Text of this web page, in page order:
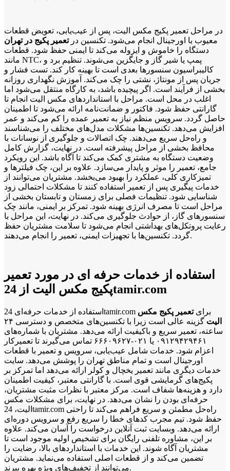
در مراحل تعمیر پکیج مکس الیت، پس از عیب‌یابی، تعویض قطعات
معیوب با اورجینال انجام می‌شود. تکنسین درتعمیر پکیج در تهران
دستگاه را خاموش و ایزوله می‌کند تا ایمنی حفظ شود. قطعات
مانند NTC، پمپ یا شیر گاز و جایگزین می‌شوند. تنظیم برد و
کالیبراسیون سنسورها بعدی است تا بهینه کار کند. تست فشار و
جریان پس از مونتاژ، نشتی را چک می‌کند. آموزش نگهداری روزانه
بخشی از فرآیند است. اگر پیچیده باشد، به کارگاه منتقل می‌شود اما
اغلب در محل است. مراحل با استانداردهای مکس الیت انجام تا
گارانتی حفظ شود. فاکتور و ضمانت‌نامه ارائه می‌شود تا اطمینان
حاصل گردد. سرویس منظم نیاز به تعمیر عمده را کم می‌کند و عمر
افزایش می‌دهد. تکنسین‌ها مشکلات مدل‌های مختلف را می‌شناسند
و راه‌حل سریع می‌دهند. چک اتصالات و جلوگیری از نوسانات با
محافظ بخشی از مراحل پیشرفته است. در نهایت، گزارش کامل
وضعیت دستگاه به مشتری کمک می‌کند تا آگاه باشد. این رویکرد
جامع، تعمیر را موثر و پایدار می‌سازد. علاوه بر این، چک فیلترها و
تمیزکاری کلی، عملکرد را بهبود می‌بخشد. مشتریان می‌توانند از
خدمات پیگیری پس از تعمیر استفاده کنند تا مشکلات احتمالی زود
شناسایی شود. تنظیمات فصلی برای زمستان و تابستان بخشی از
مراحل است تا مصرف انرژی بهینه شود. تمرکز بر ایمنی، مانند چک
سنسورهای گاز، از حوادث جلوگیری می‌کند. در نهایت، این مراحل با
رعایت پروتکل‌های بهداشتی انجام می‌شود تا سلامت مشتریان حفظ
گردد. تکنسین‌ها با تجهیزات ایمنی، تعمیر را انجام می‌دهند.
استفاده از خدمات حرفه ای در مورد تعمیر
پکیج مکس الیت از 24tamir.com
استفاده از خدمات حرفه‌ای 24tamir.com برایتعمیر پکیج مکس
الیت
گزینه عالی است زیرا با تکنسین‌های متخصص و دسترسی ۲۴
ساعته، تعمیر سریع و باکیفیت ارائه می‌دهد. مشتریان با شماره‌های
۰۹۱۲۹۴۲۹۴۶۱ یا ۰۲۱-۶۶۶۰۹۶۲۷ تماس می‌گیرند تا تعمیرکار
اعزام شود. خدمات شامل عیب‌یابی، سرویس و تعمیر با قطعات
اورجینال است و تمام مناطق تهران را پوشش می‌دهد. سایت
خدمات دیگری مانند تعمیر یخچال و کولر ارائه می‌دهد اما تمرکز بر
پکیج‌های گرمایشی قوی است. با گارانتی معتبر، کیفیت اطمینان
دارد و هزینه‌ها شفاف است. مرکز معتبر با نظرات مثبت مشتریان،
حرفه‌ای بودن را نشان می‌دهد. در نهایت، برای مشکلات مکس
الیت، 24tamir.com راه‌حل مطمئن و سریع فراهم می‌کند تا راحتی
حفظ شود. تیم مجرب کدهای خطا را سریع رفع و سرویس دوره‌ای
ارائه می‌دهد. وبسایت ثبت آنلاین درخواست را آسان می‌کند. علاوه
بر این، مشاوره تلفنی رایگان برای تشخیص اولیه موجود است تا
مشتریان آگاه شوند. این خدمات با استانداردهای بالا، رضایت را
تضمین می‌کند و از قطعات اصلی استفاده می‌نماید. مشتریان
می‌توانند از تخفیف‌های ویژه بهره ببرند.